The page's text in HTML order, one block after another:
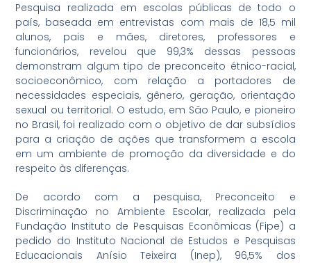
Pesquisa realizada em escolas públicas de todo o
país, baseada em entrevistas com mais de 18,5 mil
alunos, pais e mães, diretores, professores e
funcionários, revelou que 99,3% dessas pessoas
demonstram algum tipo de preconceito étnico-racial,
socioeconômico, com relação a portadores de
necessidades especiais, gênero, geração, orientação
sexual ou territorial. O estudo, em São Paulo, e pioneiro
no Brasil, foi realizado com o objetivo de dar subsídios
para a criação de ações que transformem a escola
em um ambiente de promoção da diversidade e do
respeito às diferenças.
De acordo com a pesquisa, Preconceito e
Discriminação no Ambiente Escolar, realizada pela
Fundação Instituto de Pesquisas Econômicas (Fipe) a
pedido do Instituto Nacional de Estudos e Pesquisas
Educacionais Anísio Teixeira (Inep), 96,5% dos